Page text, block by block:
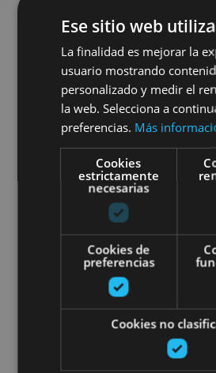
15 AGO - 24
Falces
Ese sitio web
La finalidad es mejorar la
usuario mostrando
personalizado y medir el
la web. Selecciona a
preferencias. Más
Cookies
estrictamente
necesarias
Cookies de
preferencias
Cookies no